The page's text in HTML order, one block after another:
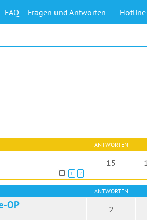
FAQ – Fragen und Antworten Hotline
ANTWORTEN
1 2
15
ANTWORTEN
OP 2